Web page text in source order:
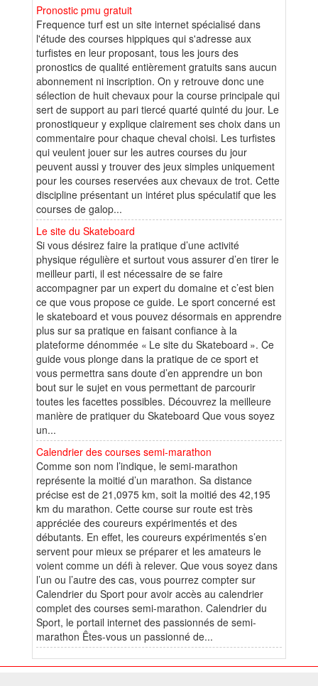
Pronostic pmu gratuit
Frequence turf est un site internet spécialisé dans
l'étude des courses hippiques qui s'adresse aux
turfistes en leur proposant, tous les jours des
pronostics de qualité entièrement gratuits sans aucun
abonnement ni inscription. On y retrouve donc une
sélection de huit chevaux pour la course principale qui
sert de support au pari tiercé quarté quinté du jour. Le
pronostiqueur y explique clairement ses choix dans un
commentaire pour chaque cheval choisi. Les turfistes
qui veulent jouer sur les autres courses du jour
peuvent aussi y trouver des jeux simples uniquement
pour les courses reservées aux chevaux de trot. Cette
discipline présentant un intéret plus spéculatif que les
courses de galop...
Le site du Skateboard
Si vous désirez faire la pratique d’une activité
physique régulière et surtout vous assurer d’en tirer le
meilleur parti, il est nécessaire de se faire
accompagner par un expert du domaine et c’est bien
ce que vous propose ce guide. Le sport concerné est
le skateboard et vous pouvez désormais en apprendre
plus sur sa pratique en faisant confiance à la
plateforme dénommée « Le site du Skateboard ». Ce
guide vous plonge dans la pratique de ce sport et
vous permettra sans doute d’en apprendre un bon
bout sur le sujet en vous permettant de parcourir
toutes les facettes possibles. Découvrez la meilleure
manière de pratiquer du Skateboard Que vous soyez
un...
Calendrier des courses semi-marathon
Comme son nom l’indique, le semi-marathon
représente la moitié d’un marathon. Sa distance
précise est de 21,0975 km, soit la moitié des 42,195
km du marathon. Cette course sur route est très
appréciée des coureurs expérimentés et des
débutants. En effet, les coureurs expérimentés s’en
servent pour mieux se préparer et les amateurs le
voient comme un défi à relever. Que vous soyez dans
l’un ou l’autre des cas, vous pourrez compter sur
Calendrier du Sport pour avoir accès au calendrier
complet des courses semi-marathon. Calendrier du
Sport, le portail internet des passionnés de semi-
marathon Êtes-vous un passionné de...